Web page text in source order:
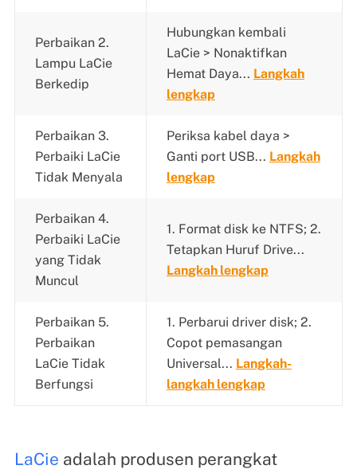
Perbaikan 2.
Lampu LaCie
Berkedip
Hubungkan kembali
LaCie > Nonaktifkan
Hemat Daya... Langkah
lengkap
Perbaikan 3.
Perbaiki LaCie
Tidak Menyala
Periksa kabel daya >
Ganti port USB... Langkah
lengkap
Perbaikan 4.
Perbaiki LaCie
yang Tidak
Muncul
1. Format disk ke NTFS; 2.
Tetapkan Huruf Drive...
Langkah lengkap
Perbaikan 5.
Perbaikan
LaCie Tidak
Berfungsi
1. Perbarui driver disk; 2.
Copot pemasangan
Universal... Langkah-
langkah lengkap
LaCie adalah produsen perangkat